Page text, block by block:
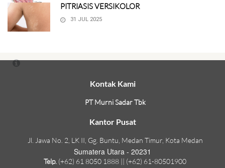
PITRIASIS VERSIKOLOR
31 JUL 2025
Kontak Kami
PT Murni Sadar Tbk
Kantor Pusat
Jl. Jawa No. 2, LK II, Gg. Buntu, Medan Timur, Kota Medan
Sumatera Utara - 20231
Telp. (+62) 61 8050 1888 || (+62) 61-80501900